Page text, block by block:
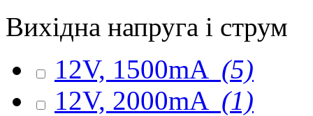
Вихідна напруга і струм
12V, 1500mA (5)
12V, 2000mA (1)